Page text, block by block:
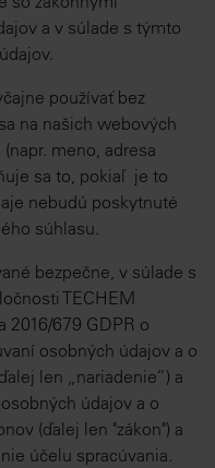
a v súlade s týmto
používať bez
na našich webových
meno, adresa
sa to, pokiaľ je to
nebudú poskytnuté
súhlasu.
bezpečne, v súlade s
TECHEM
2016/679 GDPR o
osobných údajov a o
len „nariadenie“) a
údajov a o
(ďalej len "zákon") a
účelu spracúvania.